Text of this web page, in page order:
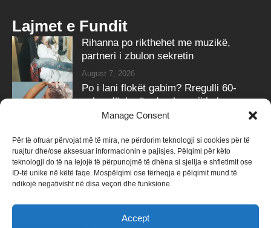
Manage Consent
Për të ofruar përvojat më të mira, ne përdorim teknologji si cookies për të
ruajtur dhe/ose aksesuar informacionin e pajisjes. Pëlqimi për këto
teknologji do të na lejojë të përpunojmë të dhëna si sjellja e shfletimit ose
ID-të unike në këtë faqe. Mospëlqimi ose tërheqja e pëlqimit mund të
ndikojë negativisht në disa veçori dhe funksione.
Accept
Lajmet e Fundit
Rihanna po rikthehet me muzikë,
partneri i zbulon sekretin
August 7, 2026
Po i lani flokët gabim? Rregulli 60-
sekondësh që ndryshon gjithçka nga
dushi i sotëm
Follow Us
258kFollowers 415k Followers
Subscribers